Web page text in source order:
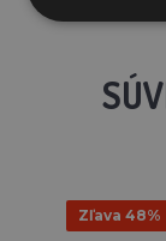
Zľava 48%